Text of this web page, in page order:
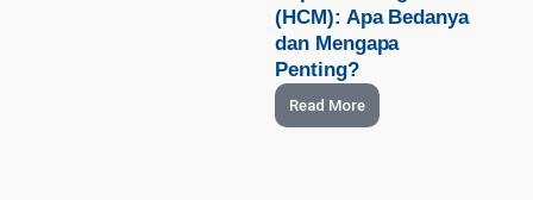
(HCM): Apa Bedanya
dan Mengapa
Penting?
Read More